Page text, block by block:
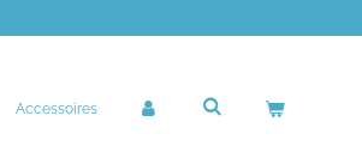
Accessoires